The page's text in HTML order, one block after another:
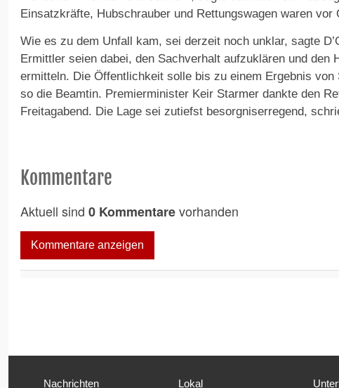
Einsatzkräfte, Hubschrauber und Rettungswagen waren vor
Wie es zu dem Unfall kam, sei derzeit noch unklar, sagte
Ermittler seien dabei, den Sachverhalt aufzuklären und den
ermitteln. Die Öffentlichkeit solle bis zu einem Ergebnis von
so die Beamtin. Premierminister Keir Starmer dankte den
Freitagabend. Die Lage sei zutiefst besorgniserregend,
Kommentare
Aktuell sind 0 Kommentarevorhanden
Kommentare anzeigen
Nachrichten Lokal